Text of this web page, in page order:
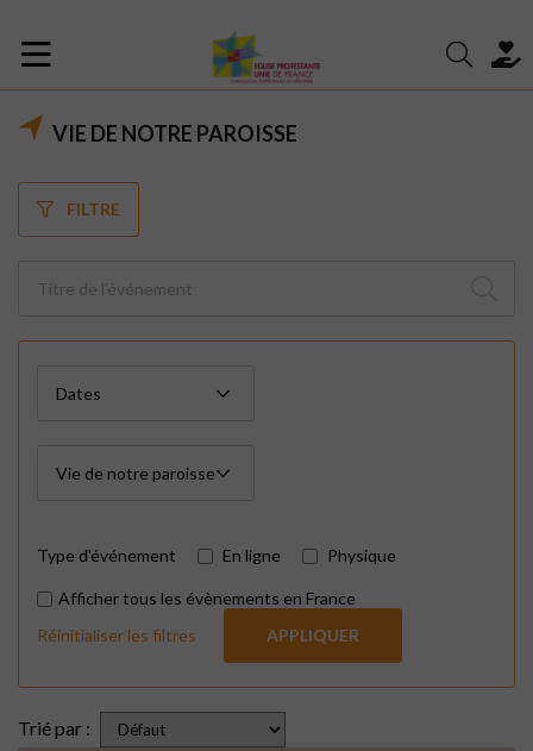
VIE DE NOTRE PAROISSE
FILTRE
Type d'événement En ligne Physique
Afficher tous les évènements en France
Réinitialiser les filtres
APPLIQUER
Trié par :